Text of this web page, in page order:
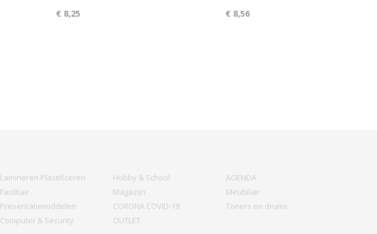
€ 8,25 € 8,56
Lamineren Plastificeren
Facilitair
Presentatiemiddelen
Computer & Security
Hobby & School
Magazijn
CORONA COVID-19
OUTLET
AGENDA
Meubilair
Toners en drums